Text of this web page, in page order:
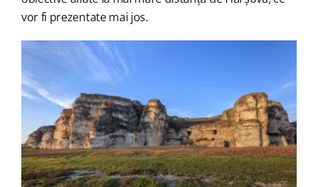
vor fi prezentate mai jos.